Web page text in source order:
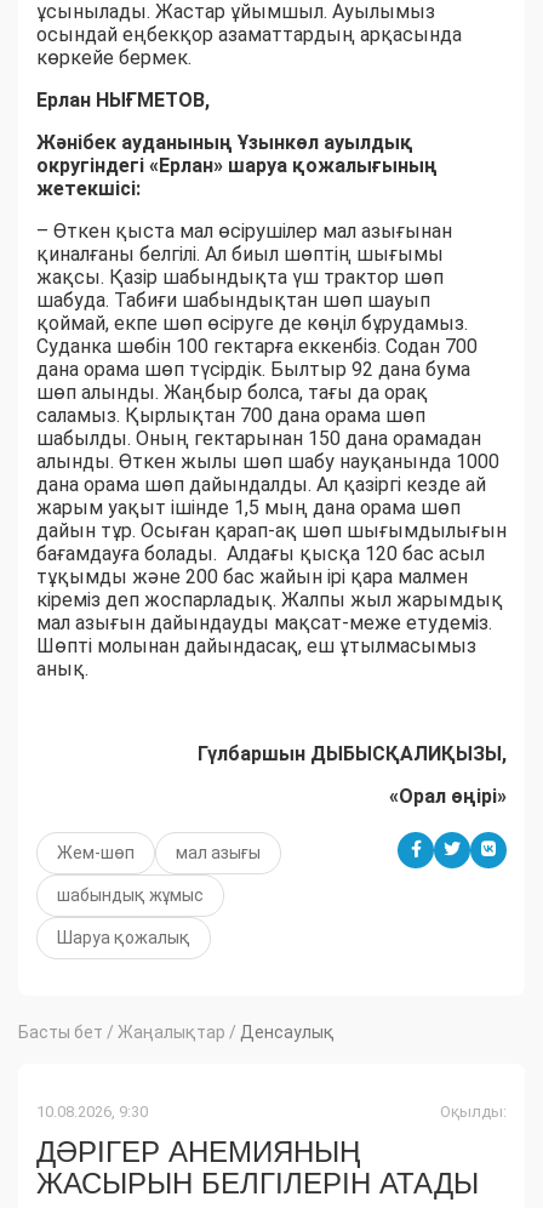
ұсынылады. Жастар ұйымшыл. Ауылымыз
осындай еңбекқор азаматтардың арқасында
көркейе бермек.
Ерлан НЫҒМЕТОВ,
Жәнібек ауданының Ұзынкөл ауылдық
округіндегі «Ерлан» шаруа қожалығының
жетекшісі:
– Өткен қыста мал өсірушілер мал азығынан
қиналғаны белгілі. Ал биыл шөптің шығымы
жақсы. Қазір шабындықта үш трактор шөп
шабуда. Табиғи шабындықтан шөп шауып
қоймай, екпе шөп өсіруге де көңіл бұрудамыз.
Суданка шөбін 100 гектарға еккенбіз. Содан 700
дана орама шөп түсірдік. Былтыр 92 дана бума
шөп алынды. Жаңбыр болса, тағы да орақ
саламыз. Қырлықтан 700 дана орама шөп
шабылды. Оның гектарынан 150 дана орамадан
алынды. Өткен жылы шөп шабу науқанында 1000
дана орама шөп дайындалды. Ал қазіргі кезде ай
жарым уақыт ішінде 1,5 мың дана орама шөп
дайын тұр. Осыған қарап-ақ шөп шығымдылығын
бағамдауға болады. Алдағы қысқа 120 бас асыл
тұқымды және 200 бас жайын ірі қара малмен
кіреміз деп жоспарладық. Жалпы жыл жарымдық
мал азығын дайындауды мақсат-меже етудеміз.
Шөпті молынан дайындасақ, еш ұтылмасымыз
анық.
Гүлбаршын ДЫБЫСҚАЛИҚЫЗЫ,
«Орал өңірі»
Жем-шөп мал азығы
шабындық жұмыс
Шаруа қожалық
Басты бет / Жаңалықтар / Денсаулық
10.08.2026, 9:30 Оқылды:
ДӘРІГЕР АНЕМИЯНЫҢ
ЖАСЫРЫН БЕЛГІЛЕРІН АТАДЫ